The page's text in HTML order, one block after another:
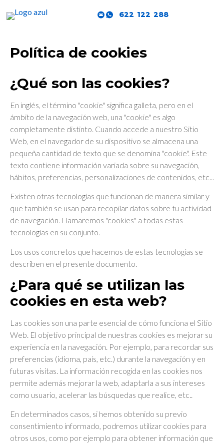
622 122 288
Política de cookies
¿Qué son las cookies?
En inglés, el término "cookie" significa galleta, pero en el
ámbito de la navegación web, una "cookie" es algo
completamente distinto. Cuando accede a nuestro Sitio
Web, en el navegador de su dispositivo se almacena una
pequeña cantidad de texto que se denomina "cookie". Este
texto contiene información variada sobre su navegación,
hábitos, preferencias, personalizaciones de contenidos, etc...
Existen otras tecnologías que funcionan de manera similar y
que también se usan para recopilar datos sobre tu actividad
de navegación. Llamaremos "cookies" a todas estas
tecnologías en su conjunto.
Los usos concretos que hacemos de estas tecnologías se
describen en el presente documento.
¿Para qué se utilizan las
cookies en esta web?
Las cookies son una parte esencial de cómo funciona el Sitio
Web. El objetivo principal de nuestras cookies es mejorar su
experiencia en la navegación. Por ejemplo, para recordar sus
preferencias (idioma, país, etc.) durante la navegación y en
futuras visitas. La información recogida en las cookies nos
permite además mejorar la web, adaptarla a sus intereses
como usuario, acelerar las búsquedas que realice, etc..
En determinados casos, si hemos obtenido su previo
consentimiento informado, podremos utilizar cookies para
otros usos, como por ejemplo para obtener información que